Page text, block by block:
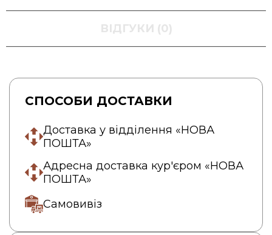
ВІДГУКИ (0)
СПОСОБИ ДОСТАВКИ
Доставка у відділення «НОВА
ПОШТА»
Адресна доставка кур'єром «НОВА
ПОШТА»
Самовивіз